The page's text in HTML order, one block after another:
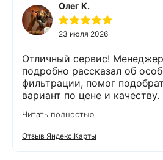
Олег К.
23 июля 2026
Отличный сервис!
подробно рассказал об
фильтрации, помог
вариант по цене и
отдельную благодарность
Дмитрию и сотруднику,
Александру. Грамотно
Читать полностью
Отзыв Яндекс.Карты